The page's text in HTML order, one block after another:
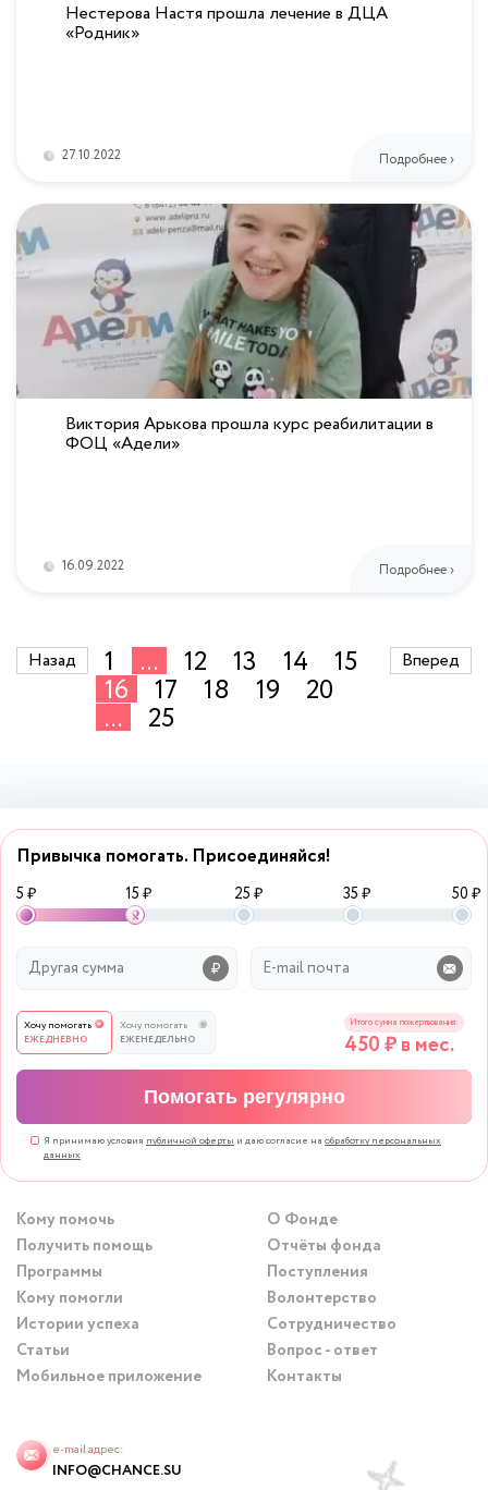
Нестерова Настя прошла лечение в ДЦА
«Родник»
27.10.2022 Подробнее ›
Виктория Арькова прошла курс реабилитации в
ФОЦ «Адели»
16.09.2022 Подробнее ›
Назад 1 ... 12 13 14 15
16 17 18 19 20
... 25
Вперед
Привычка помогать. Присоединяйся!
5 ₽ 15 ₽ 25 ₽ 35 ₽ 50 ₽
Хочу помогать
ЕЖЕДНЕВНО
Хочу помогать
ЕЖЕНЕДЕЛЬНО
Итого сумма пожертвования:
450₽ в мес.
Помогать регулярно
Я принимаю условия публичной оферты и даю согласие на обработку персональных
данных
Кому помочь
Получить помощь
Программы
Кому помогли
Истории успеха
Статьи
Мобильное приложение
О Фонде
Отчёты фонда
Поступления
Волонтерство
Сотрудничество
Вопрос - ответ
Контакты
e-mail адрес:
INFO@CHANCE.SU